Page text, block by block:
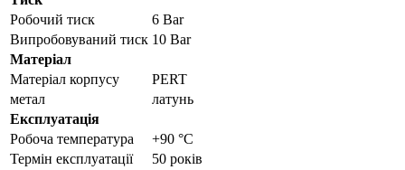
Робочий тиск
6 Bar
Випробовуваний тиск 10 Bar
Матеріал
Матеріал корпусу
PERT
метал
латунь
Експлуатація
Робоча температура
+90 °C
Термін експлуатації
50 років